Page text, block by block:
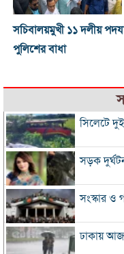
সচিবালয়মুখী ১১ দলীয়
পুলিশের বাধা
সিলেটে
সড়ক
সংস্কার ও
ঢাকায় আজ